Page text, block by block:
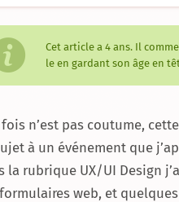
Cet article a4 ans. Il
le en gardant son âge en
fois n’est pas coutume,
à un événement que
la rubrique UX/UI Design
web, et